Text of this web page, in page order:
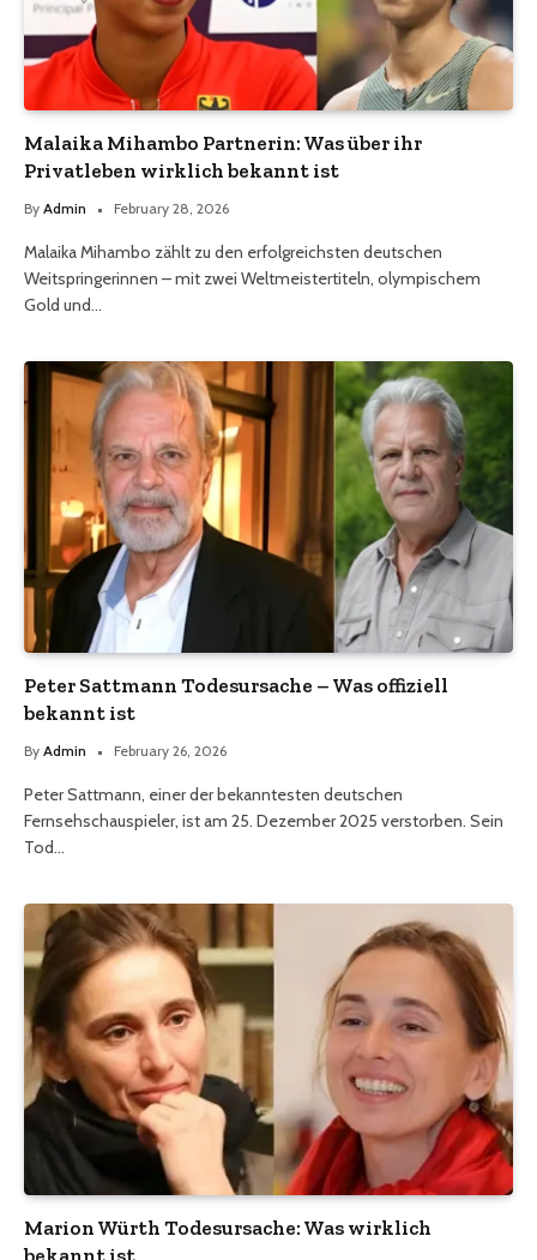
Malaika Mihambo Partnerin: Was über ihr
Privatleben wirklich bekannt ist
By Admin February 28, 2026
Malaika Mihambo zählt zu den erfolgreichsten deutschen
Weitspringerinnen – mit zwei Weltmeistertiteln, olympischem
Gold und…
Peter Sattmann Todesursache – Was offiziell
bekannt ist
By Admin February 26, 2026
Peter Sattmann, einer der bekanntesten deutschen
Fernsehschauspieler, ist am 25. Dezember 2025 verstorben. Sein
Tod…
Marion Würth Todesursache: Was wirklich
bekannt ist